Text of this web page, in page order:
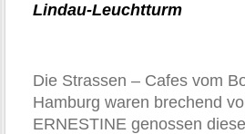
Lindau-Leuchtturm
Die Strassen – Cafes vom
Hamburg waren brechend
ERNESTINE genossen